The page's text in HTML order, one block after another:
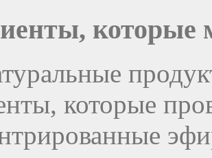
которые
которые